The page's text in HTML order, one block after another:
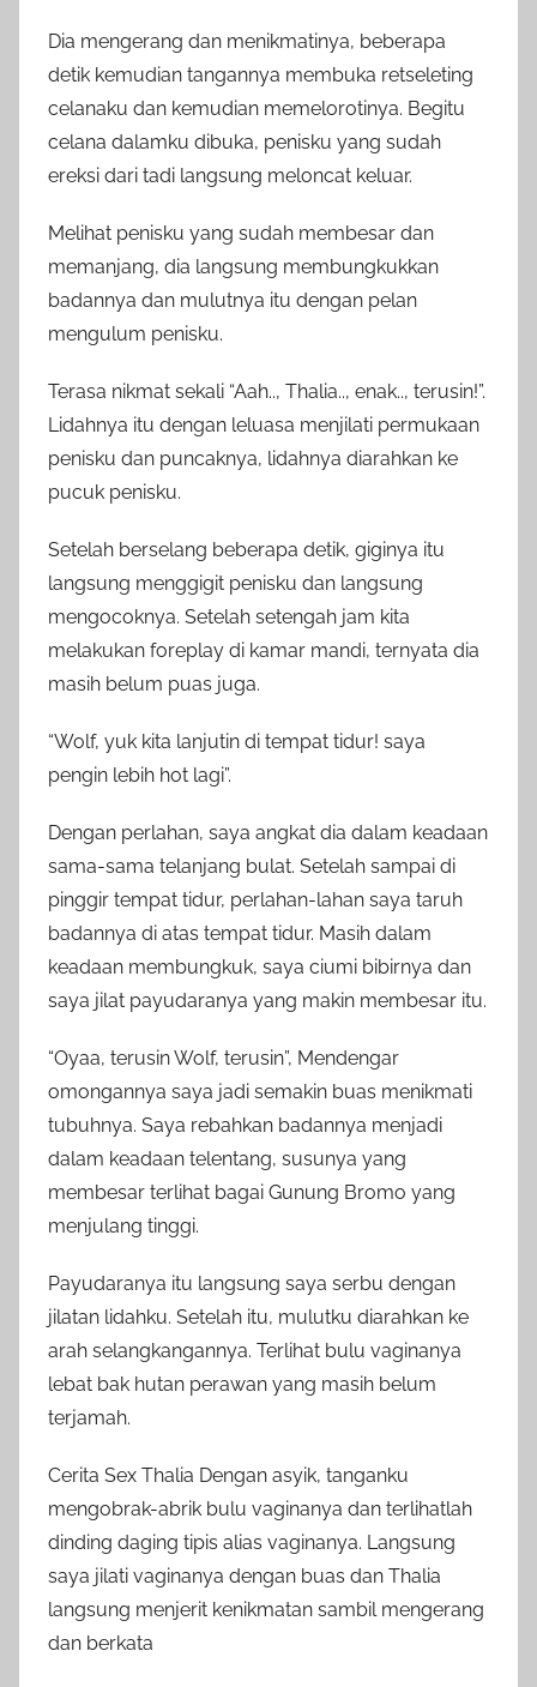
Dia mengerang dan menikmatinya, beberapa
detik kemudian tangannya membuka retseleting
celanaku dan kemudian memelorotinya. Begitu
celana dalamku dibuka, penisku yang sudah
ereksi dari tadi langsung meloncat keluar.
Melihat penisku yang sudah membesar dan
memanjang, dia langsung membungkukkan
badannya dan mulutnya itu dengan pelan
mengulum penisku.
Terasa nikmat sekali “Aah.., Thalia.., enak.., terusin!”.
Lidahnya itu dengan leluasa menjilati permukaan
penisku dan puncaknya, lidahnya diarahkan ke
pucuk penisku.
Setelah berselang beberapa detik, giginya itu
langsung menggigit penisku dan langsung
mengocoknya. Setelah setengah jam kita
melakukan foreplay di kamar mandi, ternyata dia
masih belum puas juga.
“Wolf, yuk kita lanjutin di tempat tidur! saya
pengin lebih hot lagi”.
Dengan perlahan, saya angkat dia dalam keadaan
sama-sama telanjang bulat. Setelah sampai di
pinggir tempat tidur, perlahan-lahan saya taruh
badannya di atas tempat tidur. Masih dalam
keadaan membungkuk, saya ciumi bibirnya dan
saya jilat payudaranya yang makin membesar itu.
“Oyaa, terusin Wolf, terusin”, Mendengar
omongannya saya jadi semakin buas menikmati
tubuhnya. Saya rebahkan badannya menjadi
dalam keadaan telentang, susunya yang
membesar terlihat bagai Gunung Bromo yang
menjulang tinggi.
Payudaranya itu langsung saya serbu dengan
jilatan lidahku. Setelah itu, mulutku diarahkan ke
arah selangkangannya. Terlihat bulu vaginanya
lebat bak hutan perawan yang masih belum
terjamah.
Cerita Sex Thalia Dengan asyik, tanganku
mengobrak-abrik bulu vaginanya dan terlihatlah
dinding daging tipis alias vaginanya. Langsung
saya jilati vaginanya dengan buas dan Thalia
langsung menjerit kenikmatan sambil mengerang
dan berkata